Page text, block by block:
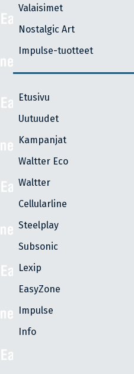
Valaisimet
Nostalgic Art
Impulse-tuotteet
Etusivu
Uutuudet
Kampanjat
Waltter Eco
Waltter
Cellularline
Steelplay
Subsonic
Lexip
EasyZone
Impulse
Info